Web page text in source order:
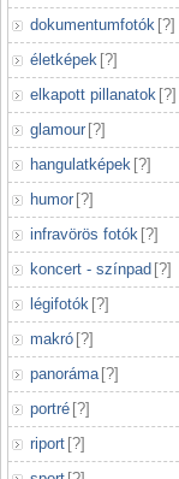
dokumentumfotók [?]
életképek [?]
elkapott pillanatok [?]
glamour [?]
hangulatképek [?]
humor [?]
infravörös fotók [?]
koncert - színpad [?]
légifotók [?]
makró [?]
panoráma [?]
portré [?]
riport [?]